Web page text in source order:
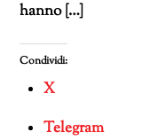
hanno […]
Condividi:
X
Telegram